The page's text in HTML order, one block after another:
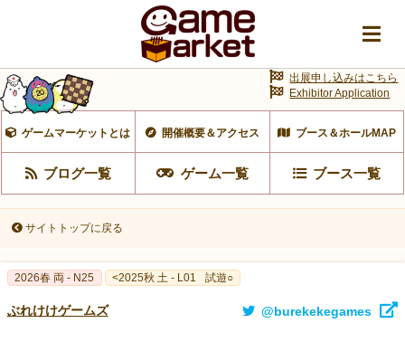
ゲームマーケットとは 開催概要＆アクセス ブース＆ホールMAP
ブログ一覧 ゲーム一覧 ブース一覧
出展申し込みはこちら
Exhibitor Application
サイトトップに戻る
2026春 両 - N25 <2025秋 土 - L01 試遊○
ぶれけけゲームズ @burekekegames